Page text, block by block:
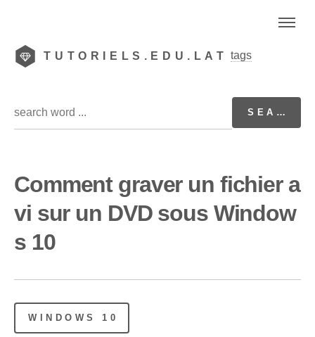
TUTORIELS.EDU.LAT tags
Comment graver un fichier a
vi sur un DVD sous Window
s 10
WINDOWS 10